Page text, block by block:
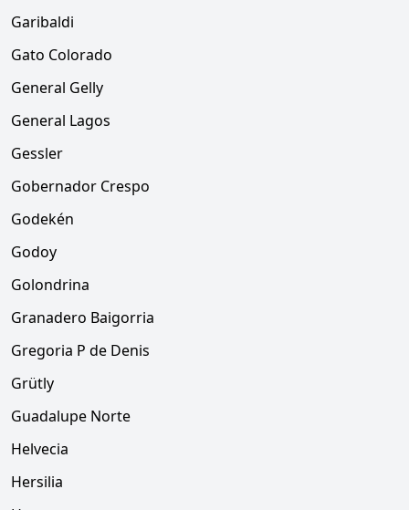
Garibaldi
Gato Colorado
General Gelly
General Lagos
Gessler
Gobernador Crespo
Godekén
Godoy
Golondrina
Granadero Baigorria
Gregoria P de Denis
Grütly
Guadalupe Norte
Helvecia
Hersilia